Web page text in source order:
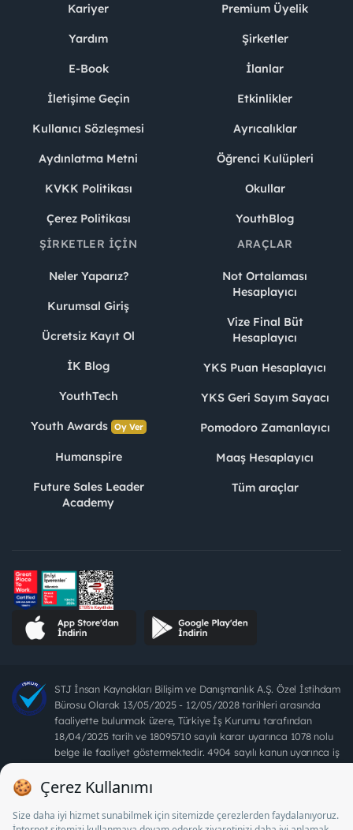
Kariyer
Yardım
E-Book
İletişime Geçin
Kullanıcı Sözleşmesi
Aydınlatma Metni
KVKK Politikası
Çerez Politikası
Premium Üyelik
Şirketler
İlanlar
Etkinlikler
Ayrıcalıklar
Öğrenci Kulüpleri
Okullar
YouthBlog
ŞIRKETLER İÇIN
Neler Yaparız?
Kurumsal Giriş
Ücretsiz Kayıt Ol
İK Blog
YouthTech
Youth Awards Oy Ver
Humanspire
Future Sales Leader
Academy
ARAÇLAR
Not Ortalaması
Hesaplayıcı
Vize Final Büt
Hesaplayıcı
YKS Puan Hesaplayıcı
YKS Geri Sayım Sayacı
Pomodoro Zamanlayıcı
Maaş Hesaplayıcı
Tüm araçlar
STJ İnsan Kaynakları Bilişim ve Danışmanlık A.Ş. Özel İstihdam
Bürosu Olarak 13/05/2025 - 12/05/2028 tarihleri arasında
faaliyette bulunmak üzere, Türkiye İş Kurumu tarafından
18/04/2025 tarih ve 18095710 sayılı karar uyarınca 1078 nolu
belge ile faaliyet göstermektedir. 4904 sayılı kanun uyarınca iş